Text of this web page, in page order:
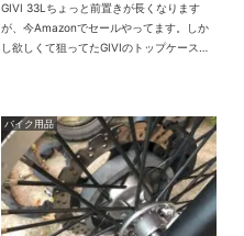
GIVI 33Lちょっと前置きが長くなります
が、今Amazonでセールやってます。しか
し欲しくて狙ってたGIVIのトップケースは
バイク用品